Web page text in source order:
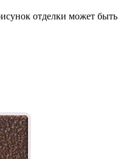
отделки может быть